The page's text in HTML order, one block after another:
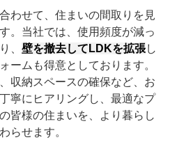
わせて、住まいの間取りを見
。当社では、使用頻度が減っ
、 壁を撤去してLDKを拡張し
ームも得意としております。
収納スペースの確保など、お
寧にヒアリングし、最適なプ
皆様の住まいを、より暮らし
らせます。